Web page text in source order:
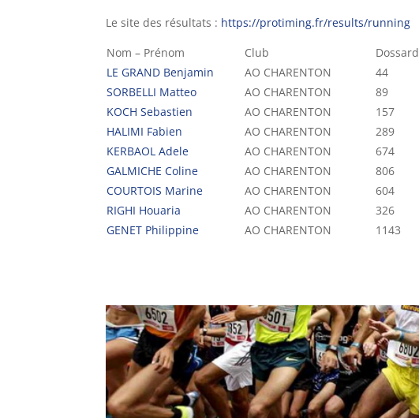
Le site des résultats : https://protiming.fr/results/running
Nom – Prénom
Club Dossard
LE GRAND Benjamin
AO CHARENTON 44
SORBELLI Matteo
AO CHARENTON 89
KOCH Sebastien
AO CHARENTON 157
HALIMI Fabien
AO CHARENTON 289
KERBAOL Adele
AO CHARENTON 674
GALMICHE Coline
AO CHARENTON 806
COURTOIS Marine
AO CHARENTON 604
RIGHI Houaria
AO CHARENTON 326
GENET Philippine
AO CHARENTON 1143